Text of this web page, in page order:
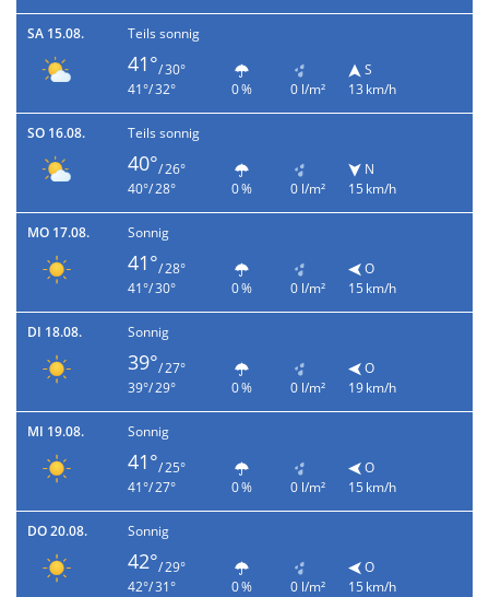
SA 15.08. Teils sonnig
41°/ 30°
41°/ 32°
0 % 0 l/m²
S
13 km/h
SO 16.08. Teils sonnig
40°/ 26°
40°/ 28°
0 % 0 l/m²
N
15 km/h
MO 17.08. Sonnig
41°/ 28°
41°/ 30°
0 % 0 l/m²
O
15 km/h
DI 18.08. Sonnig
39°/ 27°
39°/ 29°
0 % 0 l/m²
O
19 km/h
MI 19.08. Sonnig
41°/ 25°
41°/ 27°
0 % 0 l/m²
O
15 km/h
DO 20.08. Sonnig
42°/ 29°
42°/ 31°
0 % 0 l/m²
O
15 km/h